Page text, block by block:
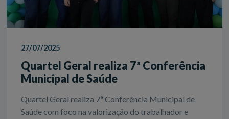
27/07/2025
Quartel Geral realiza 7ª Conferência
Municipal de Saúde
Quartel Geral realiza 7ª Conferência Municipal de
Saúde com foco na valorização do trabalhador e